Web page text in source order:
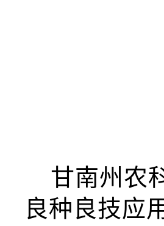
甘南州农
良种良技应